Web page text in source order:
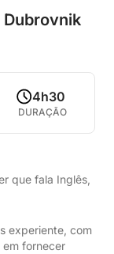
Dubrovnik
4h30
DURAÇÃO
que fala Inglês,
experiente, com
fornecer